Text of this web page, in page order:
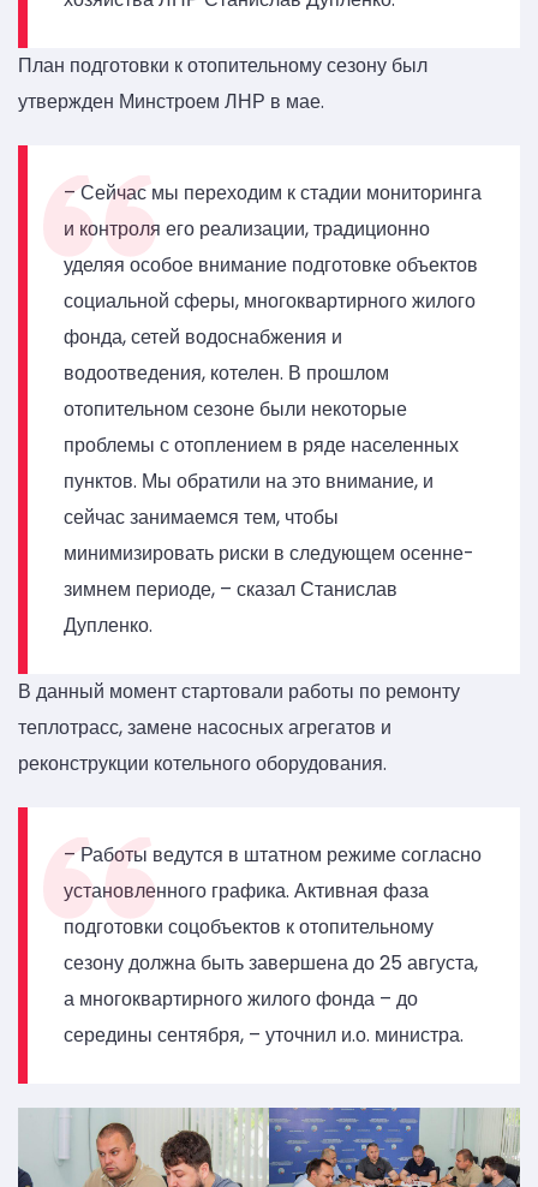
План подготовки к отопительному сезону был
утвержден Минстроем ЛНР в мае.
– Сейчас мы переходим к стадии мониторинга
и контроля его реализации, традиционно
уделяя особое внимание подготовке объектов
социальной сферы, многоквартирного жилого
фонда, сетей водоснабжения и
водоотведения, котелен. В прошлом
отопительном сезоне были некоторые
проблемы с отоплением в ряде населенных
пунктов. Мы обратили на это внимание, и
сейчас занимаемся тем, чтобы
минимизировать риски в следующем осенне-
зимнем периоде, – сказал Станислав
Дупленко.
В данный момент стартовали работы по ремонту
теплотрасс, замене насосных агрегатов и
реконструкции котельного оборудования.
– Работы ведутся в штатном режиме согласно
установленного графика. Активная фаза
подготовки соцобъектов к отопительному
сезону должна быть завершена до 25 августа,
а многоквартирного жилого фонда – до
середины сентября, – уточнил и.о. министра.